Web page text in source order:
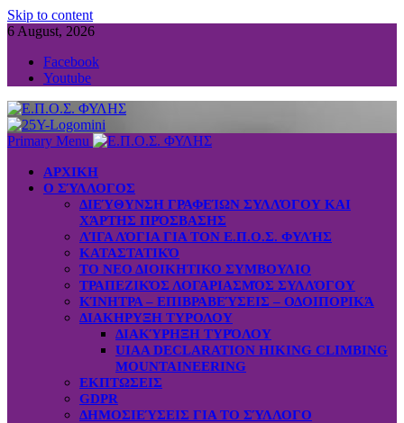
Skip to content
6 August, 2026
Facebook
Youtube
Primary Menu
ΑΡΧΙΚΗ
Ο ΣΎΛΛΟΓΟΣ
ΔΙΕΎΘΥΝΣΗ ΓΡΑΦΕΊΩΝ ΣΥΛΛΌΓΟΥ ΚΑΙ
ΧΆΡΤΗΣ ΠΡΌΣΒΑΣΗΣ
ΛΊΓΑ ΛΌΓΙΑ ΓΙΑ ΤΟΝ Ε.Π.Ο.Σ. ΦΥΛΉΣ
ΚΑΤΑΣΤΑΤΙΚΌ
ΤΟ ΝΕΟ ΔΙΟΙΚΗΤΙΚΟ ΣΥΜΒΟΥΛΙΟ
ΤΡΑΠΕΖΙΚΌΣ ΛΟΓΑΡΙΑΣΜΌΣ ΣΥΛΛΌΓΟΥ
ΚΊΝΗΤΡΑ – ΕΠΙΒΡΑΒΕΎΣΕΙΣ – ΟΔΟΙΠΟΡΙΚΆ
ΔΙΑΚΗΡΥΞΗ ΤΥΡΟΛΟΥ
ΔΙΑΚΎΡΗΞΗ ΤΥΡΌΛΟΥ
UIAA DECLARATION HIKING CLIMBING
MOUNTAINEERING
ΕΚΠΤΩΣΕΙΣ
GDPR
ΔΗΜΟΣΙΕΎΣΕΙΣ ΓΙΑ ΤΟ ΣΎΛΛΟΓΟ